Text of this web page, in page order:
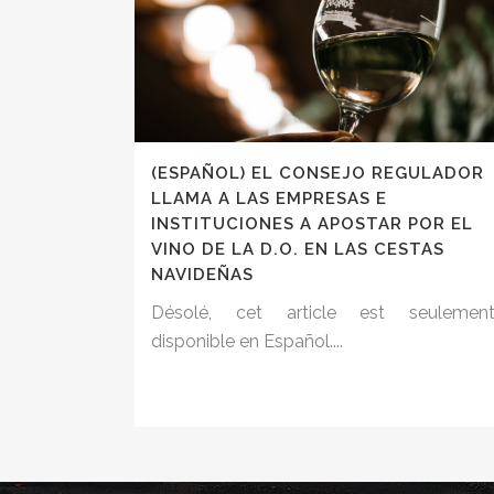
(ESPAÑOL) EL CONSEJO REGULADOR
LLAMA A LAS EMPRESAS E
INSTITUCIONES A APOSTAR POR EL
VINO DE LA D.O. EN LAS CESTAS
NAVIDEÑAS
Désolé, cet article est
disponible en Español....